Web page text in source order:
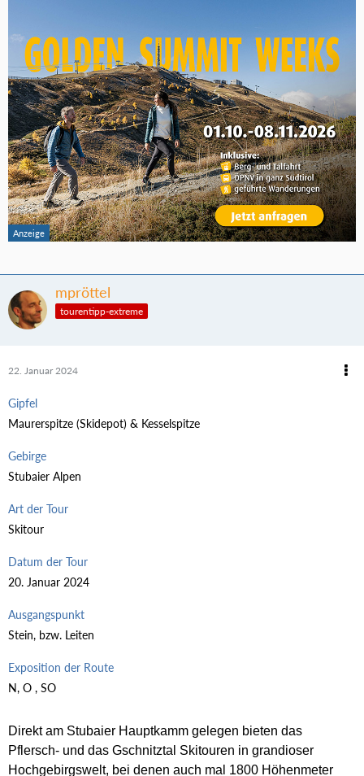
mpröttel
tourentipp-extreme
22. Januar 2024
Gipfel
Maurerspitze (Skidepot) & Kesselspitze
Gebirge
Stubaier Alpen
Art der Tour
Skitour
Datum der Tour
20. Januar 2024
Ausgangspunkt
Stein, bzw. Leiten
Exposition der Route
N, O , SO
Direkt am Stubaier Hauptkamm gelegen bieten das
Pflersch- und das Gschnitztal Skitouren in grandioser
Hochgebirgswelt, bei denen auch mal 1800 Höhenmeter